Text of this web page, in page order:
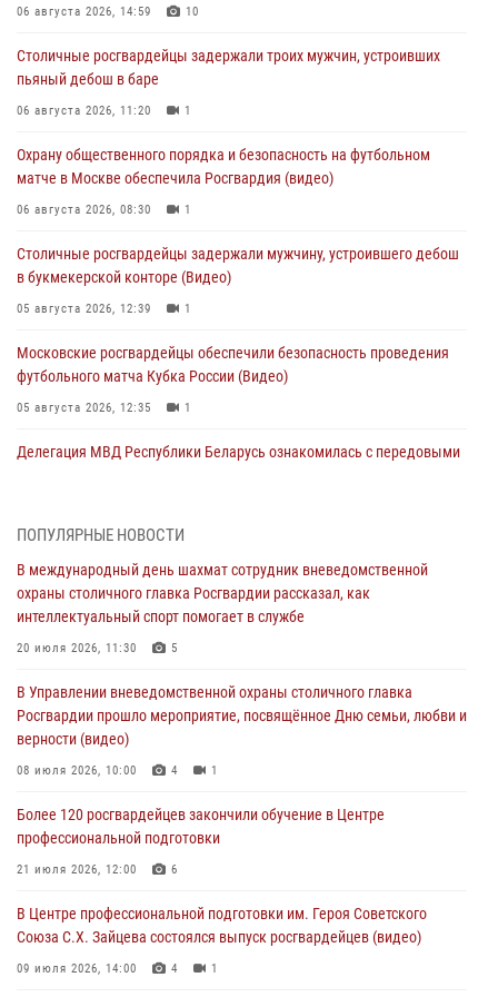
06 августа 2026, 14:59 10
Столичные росгвардейцы задержали троих мужчин, устроивших
пьяный дебош в баре
06 августа 2026, 11:20 1
Охрану общественного порядка и безопасность на футбольном
матче в Москве обеспечила Росгвардия (видео)
06 августа 2026, 08:30 1
Столичные росгвардейцы задержали мужчину, устроившего дебош
в букмекерской конторе (Видео)
05 августа 2026, 12:39 1
Московские росгвардейцы обеспечили безопасность проведения
футбольного матча Кубка России (Видео)
05 августа 2026, 12:35 1
Делегация МВД Республики Беларусь ознакомилась с передовыми
боевому самбо. (видео)
04 августа 2026, 14:00
Офицер Росгвардии стал гостем прямого эфира на «Радио Москвы»
04 августа 2026, 12:28
В Москве росгвардейцы задержали подозреваемого в нападении
на охранника торгового центра (видео)
В Главном управлении Росгвардии по городу Москве подвели итоги
работы подразделений за прошедший месяц
ПОПУЛЯРНЫЕ НОВОСТИ
В международный день шахмат сотрудник вневедомственной
охраны столичного главка Росгвардии рассказал, как
интеллектуальный спорт помогает в службе
20 июля 2026, 11:30 5
В Управлении вневедомственной охраны столичного главка
Росгвардии прошло мероприятие, посвящённое Дню семьи, любви и
верности (видео)
08 июля 2026, 10:00 4 1
Более 120 росгвардейцев закончили обучение в Центре
профессиональной подготовки
21 июля 2026, 12:00 6
В Центре профессиональной подготовки им. Героя Советского
Союза С.Х. Зайцева состоялся выпуск росгвардейцев (видео)
09 июля 2026, 14:00 4 1